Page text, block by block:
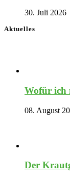
30. Juli 2026
Aktuelles
Wofür ich
08. August
Der